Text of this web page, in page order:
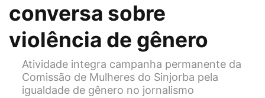
conversa sobre
violência de gênero
Atividade integra campanha permanente da
Comissão de Mulheres do Sinjorba pela
igualdade de gênero no jornalismo